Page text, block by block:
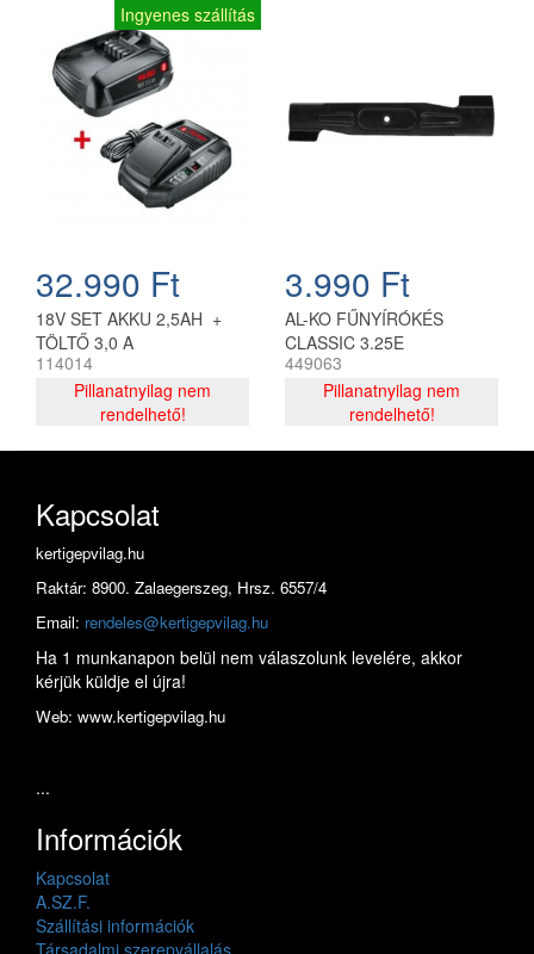
Ingyenes szállítás
32.990 Ft
18V SET AKKU 2,5AH +
TÖLTŐ 3,0 A
114014
Pillanatnyilag nem
rendelhető!
3.990 Ft
AL-KO FŰNYÍRÓKÉS
CLASSIC 3.25E
449063
Pillanatnyilag nem
rendelhető!
Kapcsolat
kertigepvilag.hu
Raktár: 8900. Zalaegerszeg, Hrsz. 6557/4
Email: rendeles@kertigepvilag.hu
Ha 1 munkanapon belül nem válaszolunk levelére, akkor
kérjük küldje el újra!
Web: www.kertigepvilag.hu
...
Információk
Kapcsolat
A.SZ.F.
Szállítási információk
Társadalmi szerepvállalás